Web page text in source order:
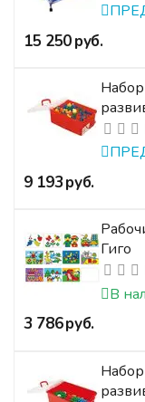
‍15 250‍руб.
‍9 193‍руб.
Гиго
В
‍3 786‍руб.